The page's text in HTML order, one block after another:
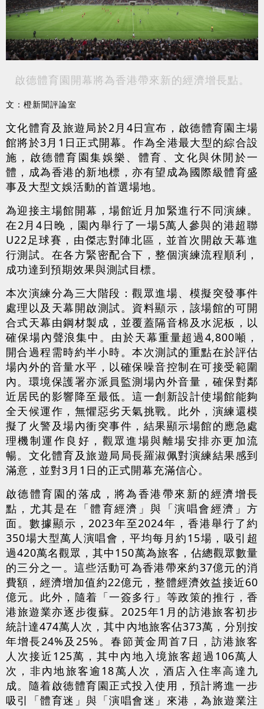
啟德體育園開幕將為香港帶來新的經濟增長點。
文：橙新聞評論室
文化體育及旅遊局於2月4日宣布，啟德體育園主場
館將於3月1日正式開幕。作為全港最大型的綜合設
施，啟德體育園集娛樂、體育、文化與休閒於一
體，成為香港的新地標，亦有望成為國際級體育盛
事及大型文娛活動的首選場地。
為迎接主場館開幕，場館近月加緊進行不同演練。
在2月4日晚，園內舉行了一場5萬人參與的港超聯
U22足球賽，由傑志對陣北區，並首次開啟天幕進
行測試。在各方緊密配合下，整個演練流程順利，
成功達到預期效果與測試目標。
本次演練分為三大階段：觀眾進場、模擬突發事件
處理以及天幕開啟測試。資料顯示，該場館的可開
合式天幕由鋼材製成，並覆蓋隔音棉及水泥板，以
確保場內聲浪集中。由於天幕重量超過4,800噸，
開合過程需時約半小時。本次測試的重點在於評估
場內外的音量水平，以確保噪音控制在可接受範圍
內。環境保護署亦派員監測場內外音量，確保對鄰
近居民的影響降至最低。這一創新設計使場館能夠
全天候運作，無懼惡劣天氣挑戰。此外，演練還模
擬了火警及場內衝突事件，結果顯示場館的應急處
理機制運作良好，觀眾進場與離場安排亦更加流
暢。文化體育及旅遊局局長羅淑佩對演練結果感到
滿意，並對3月1日的正式開幕充滿信心。
啟德體育園的落成，將為香港帶來新的經濟增長
點，尤其是在「體育經濟」與「演唱會經濟」方
面。數據顯示，2023年至2024年，香港舉行了約
350場大型萬人演唱會，平均每月約15場，吸引超
過420萬名觀眾，其中150萬為旅客，佔總觀眾數量
的三分之一。這些活動可為香港帶來約37億元的消
費額，經濟增加值約22億元，整體經濟效益接近60
億元。此外，隨着「一簽多行」等政策的推行，香
港旅遊業亦逐步復蘇。2025年1月的訪港旅客初步
統計達474萬人次，其中內地旅客佔373萬，分別按
年增長24%及25%。春節黃金周首7日，訪港旅客
人次接近125萬，其中內地入境旅客超過106萬人
次，非內地旅客逾18萬人次，酒店入住率高達九
成。隨着啟德體育園正式投入使用，預計將進一步
吸引「體育迷」與「演唱會迷」來港，為旅遊業注